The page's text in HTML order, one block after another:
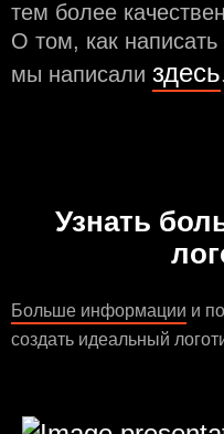
тем более
О том, как написать
мы написали здесь.
Узнать
Больше информации и
создать идеальный